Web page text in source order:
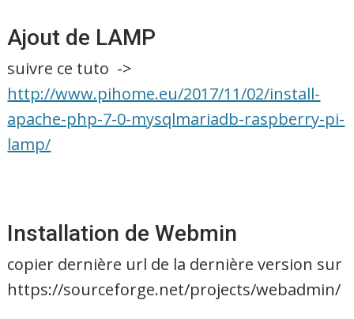
Ajout de LAMP
suivre ce tuto ->
http://www.pihome.eu/2017/11/02/install-
apache-php-7-0-mysqlmariadb-raspberry-pi-
lamp/
Installation de Webmin
copier dernière url de la dernière version sur
https://sourceforge.net/projects/webadmin/